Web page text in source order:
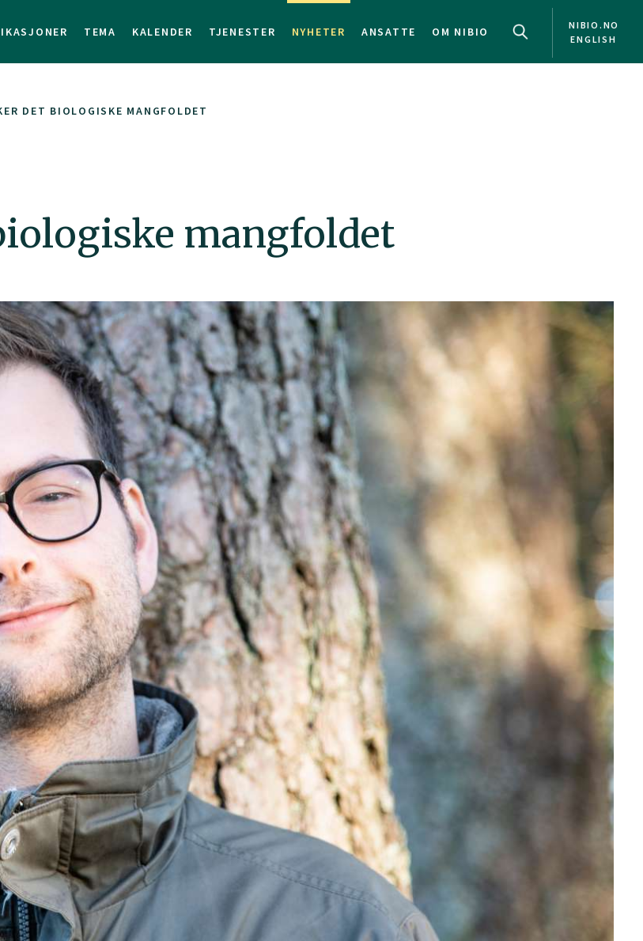
TEMA KALENDER TJENESTER NYHETER ANSATTE OM NIBIO
NIBIO.NO
ENGLISH
DET BIOLOGISKE MANGFOLDET
mangfoldet